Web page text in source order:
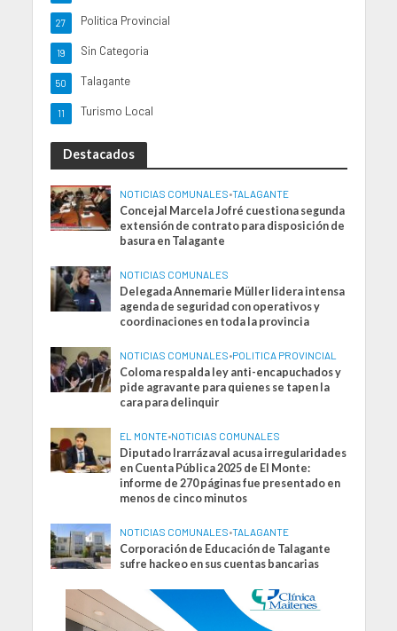
Politica Provincial
27
Sin Categoria
19
Talagante
50
Turismo Local
11
Destacados
NOTICIAS COMUNALES•TALAGANTE
Concejal Marcela Jofré cuestiona segunda
extensión de contrato para disposición de
basura en Talagante
NOTICIAS COMUNALES
Delegada Annemarie Müller lidera intensa
agenda de seguridad con operativos y
coordinaciones en toda la provincia
NOTICIAS COMUNALES•POLITICA PROVINCIAL
Coloma respalda ley anti-encapuchados y
pide agravante para quienes se tapen la
cara para delinquir
EL MONTE•NOTICIAS COMUNALES
Diputado Irarrázaval acusa irregularidades
en Cuenta Pública 2025 de El Monte:
informe de 270 páginas fue presentado en
menos de cinco minutos
NOTICIAS COMUNALES•TALAGANTE
Corporación de Educación de Talagante
sufre hackeo en sus cuentas bancarias